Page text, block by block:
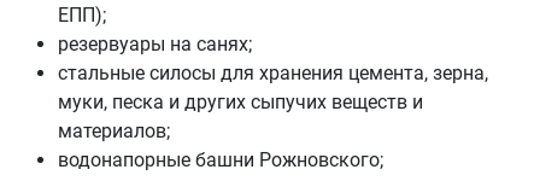
ЕПП);
резервуары на санях;
стальные силосы для хранения цемента, зерна,
муки, песка и других сыпучих веществ и
материалов;
водонапорные башни Рожновского;